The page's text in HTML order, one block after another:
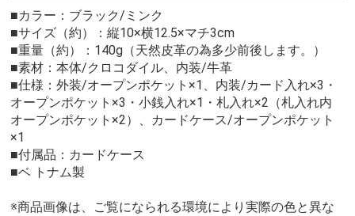
■カラー：ブラック/ミンク
■サイズ（約）：縦10×横12.5×マチ3cm
■重量（約）：140g（天然皮革の為多少前後します。）
■素材：本体/クロコダイル、内装/牛革
■仕様：外装/オープンポケット×1、内装/カード入れ×3・
オープンポケット×3・小銭入れ×1・札入れ×2（札入れ内
オープンポケット×2）、カードケース/オープンポケット
×1
■付属品：カードケース
■ベ トナム製
※商品画像は、ご覧になられる環境により実際の色と異な